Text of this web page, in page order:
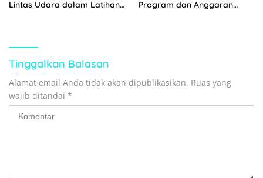
Lintas Udara dalam Latihan
Program dan Anggaran
Tinggalkan Balasan
Alamat email Anda tidak akan dipublikasikan. Ruas yang
wajib ditandai *